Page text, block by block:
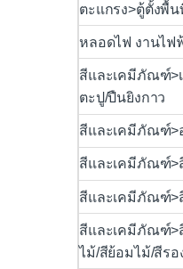
ตะแกรง>ตู้ตั้งพื้
หลอดไฟ งานไ
สีและเคมีภัณฑ์>
ตะปู/ปืนยิงกาว
สีและเคมีภัณฑ์>
สีและเคมีภัณฑ์>
สีและเคมีภัณฑ์>
สีและเคมีภัณฑ์>
ไม้/สีย้อมไม้/สีรอ